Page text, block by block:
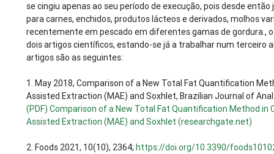
se cingiu apenas ao seu período de execução, pois desde
para carnes, enchidos, produtos lácteos e derivados, molhos
recentemente em pescado em diferentes gamas de gordura.,
dois artigos científicos, estando-se já a trabalhar num terceiro
artigos são as seguintes:
1. May 2018, Comparison of a New Total Fat Quantification
Assisted Extraction (MAE) and Soxhlet, Brazilian Journal of
(PDF) Comparison of a New Total Fat Quantification Method in
Assisted Extraction (MAE) and Soxhlet (researchgate.net)
2. Foods 2021, 10(10), 2364; https://doi.org/10.3390/